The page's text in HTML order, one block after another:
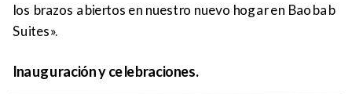
los brazos abiertos en nuestro nuevo hogar en Baobab
Suites».
Inauguración y celebraciones.